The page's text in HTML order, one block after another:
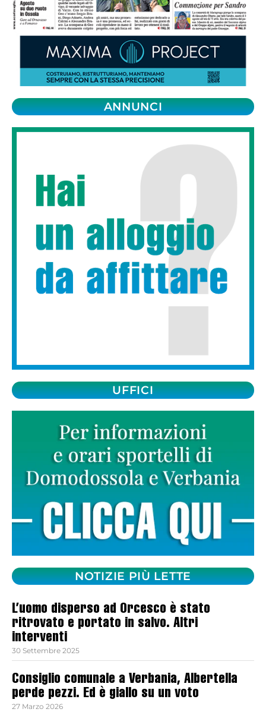
ANNUNCI
UFFICI
NOTIZIE PIÙ LETTE
L’uomo disperso ad Orcesco è stato
ritrovato e portato in salvo. Altri
interventi
30 Settembre 2025
Consiglio comunale a Verbania, Albertella
perde pezzi. Ed è giallo su un voto
27 Marzo 2026